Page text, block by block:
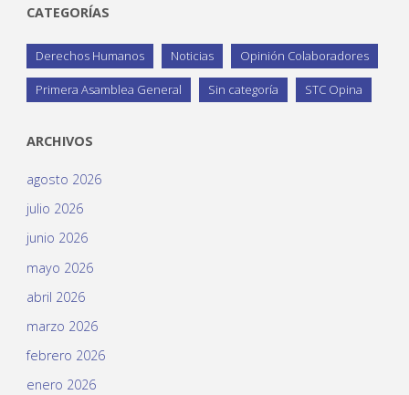
CATEGORÍAS
Derechos Humanos Noticias Opinión Colaboradores
Primera Asamblea General Sin categoría STC Opina
ARCHIVOS
agosto 2026
julio 2026
junio 2026
mayo 2026
abril 2026
marzo 2026
febrero 2026
enero 2026